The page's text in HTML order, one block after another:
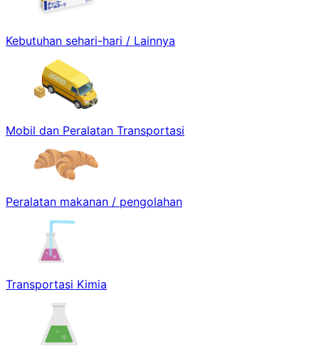
Kebutuhan sehari-hari / Lainnya
Mobil dan Peralatan Transportasi
Peralatan makanan / pengolahan
Transportasi Kimia